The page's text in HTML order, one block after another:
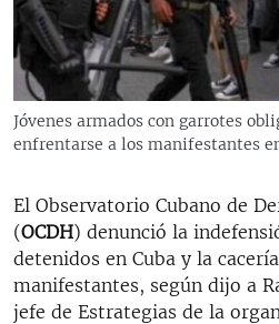
RADIO MARTÍ
ESPECIALES
ESPECIALES
LA REALIDAD DE LA VIVIENDA
LOS SANTOS DE HIALEAH
DESINFORMACIÓN RUSA EN
MULTIMEDIA
EDITORIALES
SÍGUENOS
Jóvenes armados con garrotes
enfrentarse a los manifestantes
El Observatorio Cubano de
(OCDH) denunció la
detenidos en Cuba y la
manifestantes, según dijo a
jefe de Estrategias de la